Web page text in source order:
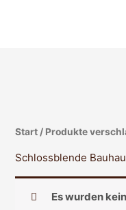
Start / Produkte
Schlossblende
Es wurden